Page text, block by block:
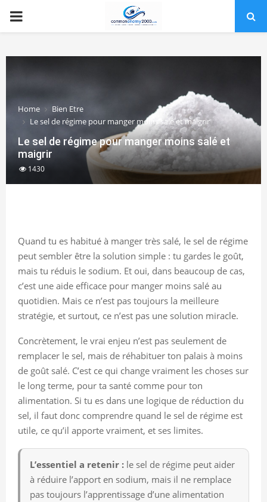
PRIMARY
Home
Bien Etre
Le sel de régime pour manger moins salé et maigrir
Le sel de régime pour manger moins salé et
maigrir
1430
Quand tu es habitué à manger très salé, le sel de régime
peut sembler être la solution simple : tu gardes le goût,
mais tu réduis le sodium. Et oui, dans beaucoup de cas,
c’est une aide efficace pour manger moins salé au
quotidien. Mais ce n’est pas toujours la meilleure
stratégie, et surtout, ce n’est pas une solution miracle.
Concrètement, le vrai enjeu n’est pas seulement de
remplacer le sel, mais de réhabituer ton palais à moins
de goût salé. C’est ce qui change vraiment les choses sur
le long terme, pour ta santé comme pour ton
alimentation. Si tu es dans une logique de réduction du
sel, il faut donc comprendre quand le sel de régime est
utile, ce qu’il apporte vraiment, et ses limites.
L’essentiel a retenir : le sel de régime peut aider
à réduire l’apport en sodium, mais il ne remplace
pas toujours l’apprentissage d’une alimentation